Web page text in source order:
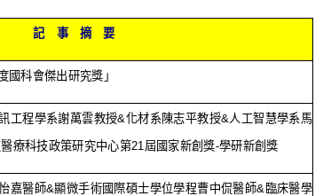
記 事 摘 要
國科會傑出研究獎」
工程學系謝萬雲教授&化材系陳志平教授&人工智慧學系馬
療科技政策研究中心第21屆國家新創獎-學研新創獎
嘉醫師&顯微手術國際碩士學位學程曹中侃醫師&臨床醫學